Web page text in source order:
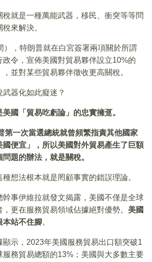
就是一種萬能武器，移民、衝突等等問
來解決。
），特朗普就在白宮簽署兩項關於所謂
政令，宣佈美國對貿易夥伴設立10%的
，並對某些貿易夥伴徵收更高關稅。
器化如此癡迷？
美國「貿易吃虧論」的忠實擁趸。
第一次當選總統就曾頻繁指責其他國家
國便宜」，所以美國對外貿易產生了巨額
題的辦法，就是關稅。
想法根本就是罔顧事實的錯誤理論。
幹事伊維拉就發文揭露，美國不僅是全球
更在服務貿易領域佔據絕對優勢。 美國
本站不住腳。
顯示，2023年美國服務貿易出口額突破1
服務貿易總額的13%；美國與大多數主要